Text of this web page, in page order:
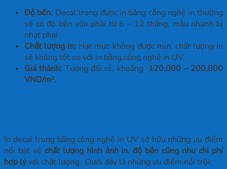
Độ bền: Decal trong được in bằng công nghệ in thường
sẽ có độ bền vừa phải từ 6 – 12 tháng, màu nhanh bị
nhạt phai.
Chất lượng in: Hạt mực không được mịn, chất lượng in
sẽ không tốt so với in bằng công nghệ in UV.
Giá thành: Tương đối rẻ, khoảng 120.000 – 200.000
VND/m².
In decal trong bằng công nghệ in UV sở hữu những ưu điểm
nổi bật về chất lượng hình ảnh in, độ bền cũng như chi phí
hợp lývới chất lượng. Dưới đây là những ưu điểm nổi trội: